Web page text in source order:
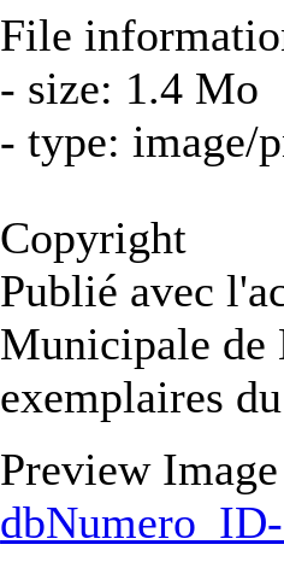
File
- size: 1.4 Mo
- type: image/
Copyright
Publié avec
Municipale de
exemplaires
Preview Image